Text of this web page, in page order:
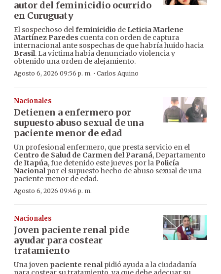
autor del feminicidio ocurrido
en Curuguaty
El sospechoso delfeminicidio de Leticia Marlene
Martínez Paredes cuenta con orden de captura
internacional ante sospechas de que habría huido hacia
Brasil. La víctima había denunciado violencia y
obtenido una orden de alejamiento.
Agosto 6, 2026 09:56 p. m. · Carlos Aquino
Nacionales
Detienen a enfermero por
supuesto abuso sexual de una
paciente menor de edad
Un profesional enfermero, que presta servicio en el
Centro de Salud de Carmen del Paraná, Departamento
deItapúa, fue detenido este jueves por la Policía
Nacionalpor el supuesto hecho de abuso sexual de una
paciente menor de edad.
Agosto 6, 2026 09:46 p. m.
Nacionales
Joven paciente renal pide
ayudar para costear
tratamiento
Una joven paciente renalpidió ayuda a la ciudadanía